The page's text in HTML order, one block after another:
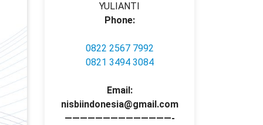
YULIANTI
Phone:
0822 2567 7992
0821 3494 3084
Email:
nisbiindonesia@gmail.com
——————————————-